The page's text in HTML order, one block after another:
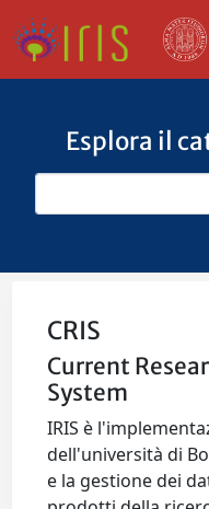
Esplora il
CRIS
Current
System
IRIS è
dell'università di
e la gestione dei